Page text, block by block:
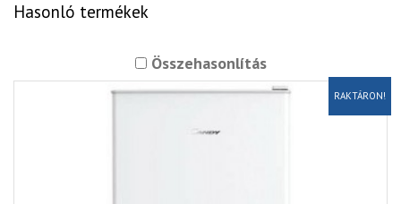
Hasonló termékek
Összehasonlítás
RAKTÁRON!